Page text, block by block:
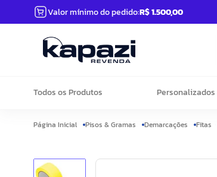
Valor mínimo do pedido:R$ 1.500,00
Todos os Produtos Personalizados
Pisos & Gramas Demarcações Fitas